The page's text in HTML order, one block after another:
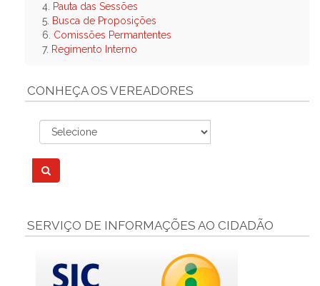
4. Pauta das Sessões
5. Busca de Proposições
6. Comissões Permantentes
7. Regimento Interno
CONHEÇA OS VEREADORES
SERVIÇO DE INFORMAÇÕES AO CIDADÃO